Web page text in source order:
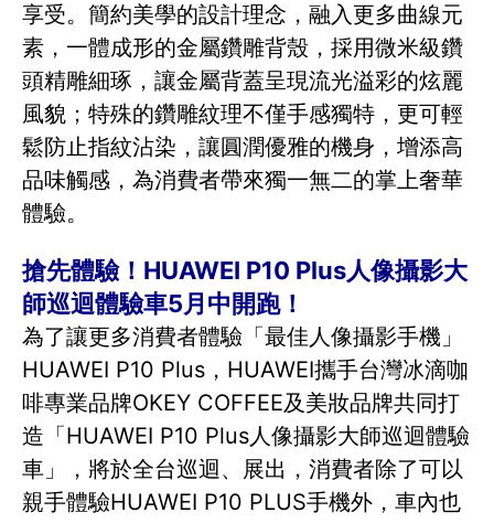
享受。簡約美學的設計理念，融入更多曲線元
素，一體成形的金屬鑽雕背殼，採用微米級鑽
頭精雕細琢，讓金屬背蓋呈現流光溢彩的炫麗
風貌；特殊的鑽雕紋理不僅手感獨特，更可輕
鬆防止指紋沾染，讓圓潤優雅的機身，增添高
品味觸感，為消費者帶來獨一無二的掌上奢華
體驗。
搶先體驗！HUAWEI P10 Plus人像攝影大
師巡迴體驗車5月中開跑！
為了讓更多消費者體驗「最佳人像攝影手機」
HUAWEI P10 Plus，HUAWEI攜手台灣冰滴咖
啡專業品牌OKEY COFFEE及美妝品牌共同打
造「HUAWEI P10 Plus人像攝影大師巡迴體驗
車」，將於全台巡迴、展出，消費者除了可以
親手體驗HUAWEI P10 PLUS手機外，車內也